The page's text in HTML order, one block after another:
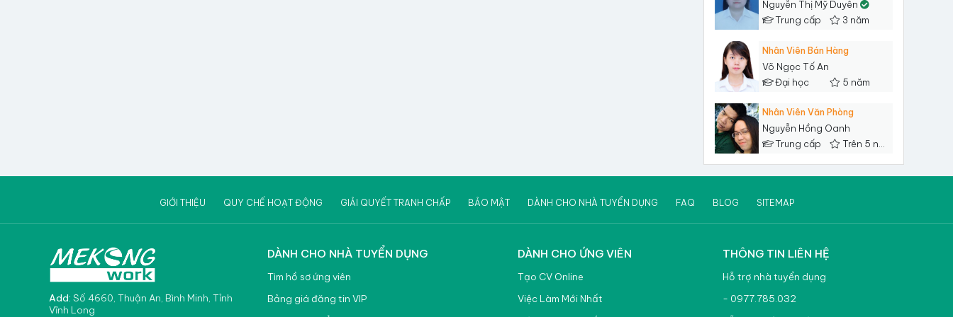
Nguyễn Thị Mỹ Duyên
Trung cấp
3 năm
Nhân Viên Bán Hàng
Võ Ngọc Tố An
Đại học
5 năm
Nhân Viên Văn Phòng
Nguyễn Hồng Oanh
Trung cấp
Trên 5 năm
GIỚI THIỆU QUY CHẾ HOẠT ĐỘNG GIẢI QUYẾT TRANH CHẤP BẢO MẬT DÀNH CHO NHÀ TUYỂN DỤNG FAQ BLOG SITEMAP
Add: Số 4660, Thuận An, Bình Minh, Tỉnh
Vĩnh Long
DÀNH CHO NHÀ TUYỂN DỤNG
Tìm hồ sơ ứng viên
Bảng giá đăng tin VIP
DÀNH CHO ỨNG VIÊN
Tạo CV Online
Việc Làm Mới Nhất
THÔNG TIN LIÊN HỆ
Hỗ trợ nhà tuyển dụng
- 0977.785.032